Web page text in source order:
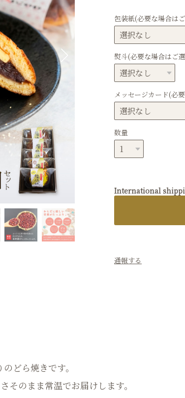
Next
包装紙(必要な場合は
熨斗(必要な場合はご
メッセージカード(必
数量
International
通報する
どら焼きです。
そのまま常温でお届けします。